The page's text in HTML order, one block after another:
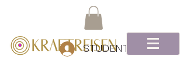
STUDENTEN Log-In